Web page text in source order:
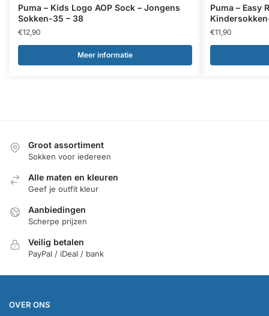
Puma – Kids Logo AOP Sock – Jongens
Sokken-35 – 38
€12,90
Meer informatie
Puma – Easy
€11,90
Groot assortiment
Sokken voor iedereen
Alle maten en kleuren
Geef je outfit kleur
Aanbiedingen
Scherpe prijzen
Veilig betalen
PayPal / iDeal / bank
OVER ONS